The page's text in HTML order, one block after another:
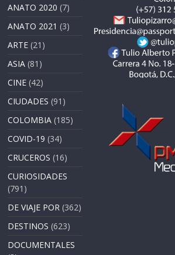
ANATO 2020 (7)
ANATO 2021 (3)
ARTE (21)
ASIA (81)
CINE (42)
CIUDADES (91)
COLOMBIA (185)
COVID-19 (34)
CRUCEROS (16)
CURIOSIDADES
(791)
DE VIAJE POR (362)
DESTINOS (623)
DOCUMENTALES